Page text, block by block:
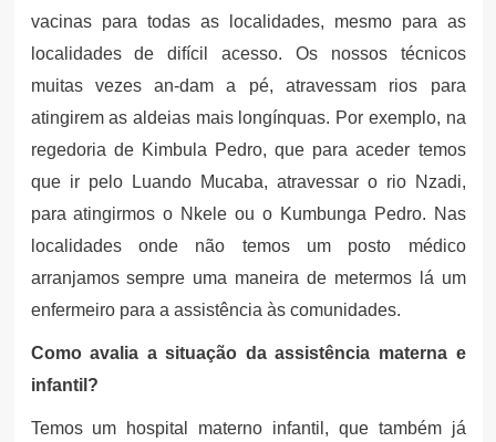
vacinas para todas as localidades, mesmo para as
localidades de difícil acesso. Os nossos técnicos
muitas vezes an-dam a pé, atravessam rios para
atingirem as aldeias mais longínquas. Por exemplo, na
regedoria de Kimbula Pedro, que para aceder temos
que ir pelo Luando Mucaba, atravessar o rio Nzadi,
para atingirmos o Nkele ou o Kumbunga Pedro. Nas
localidades onde não temos um posto médico
arranjamos sempre uma maneira de metermos lá um
enfermeiro para a assistência às comunidades.
Como avalia a situação da assistência materna e
infantil?
Temos um hospital materno infantil, que também já